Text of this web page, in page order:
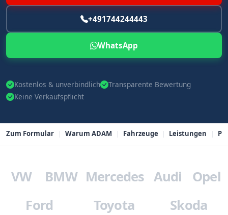
+491744244443
WhatsApp
Kostenlos & unverbindlich
Transparente Bewertung
Keine Verkaufspflicht
Zum Formular Warum ADAM Fahrzeuge Leistungen
VW BMW Mercedes Audi
Opel
Ford
Toyota Skoda